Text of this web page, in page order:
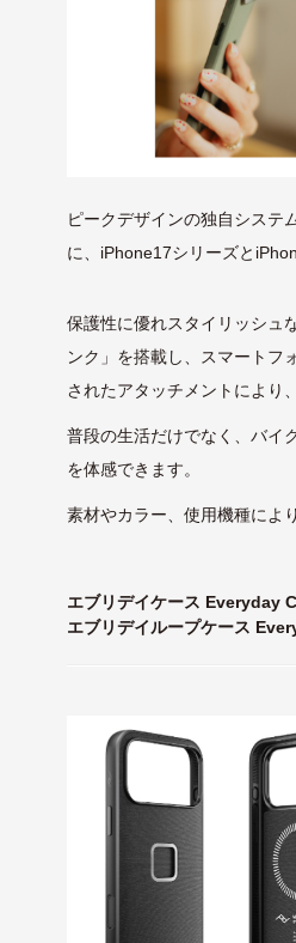
ピークデザインの独自システ
に、iPhone17シリーズと
保護性に優れスタイリッシュ
ンク」を搭載し、スマートフ
されたアタッチメントにより
普段の生活だけでなく、バイ
を体感できます。
素材やカラー、使用機種によ
エブリデイケース Everyday
エブリデイループケース